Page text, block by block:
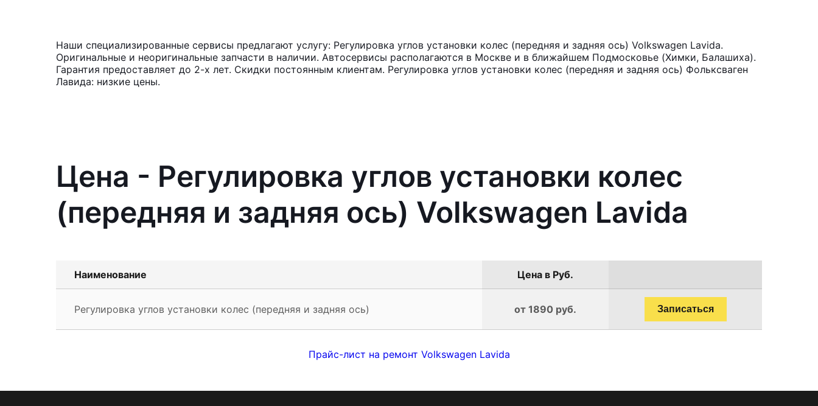
Наши специализированные сервисы предлагают услугу: Регулировка углов установки колес (передняя и задняя ось) Volkswagen Lavida.
Оригинальные и неоригинальные запчасти в наличии. Автосервисы располагаются в Москве и в ближайшем Подмосковье (Химки, Балашиха).
Гарантия предоставляет до 2-х лет. Скидки постоянным клиентам. Регулировка углов установки колес (передняя и задняя ось) Фольксваген
Лавида: низкие цены.
Цена - Регулировка углов установки колес
(передняя и задняя ось) Volkswagen Lavida
Наименование Цена в Руб.
Регулировка углов установки колес (передняя и задняя ось) от 1890 руб. Записаться
Прайс-лист на ремонт Volkswagen Lavida